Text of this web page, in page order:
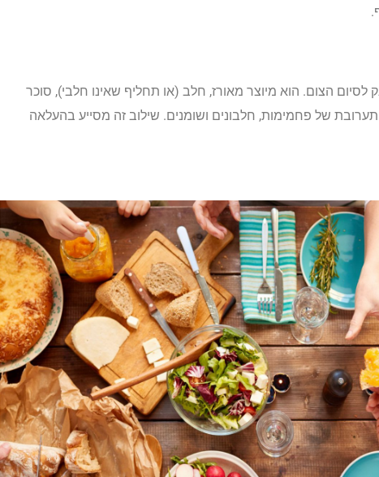
לסיום הצום. הוא מיוצר מאורז, חלב (או תחליף שאינו חלבי), סוכר
תערובת של פחמימות, חלבונים ושומנים. שילוב זה מסייע בהעלאה